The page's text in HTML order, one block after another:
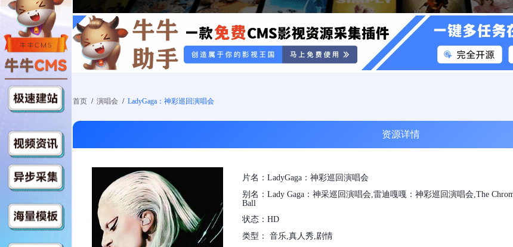
首页 / 演唱会 / LadyGaga：神彩巡回演唱会
资源详情
片名：LadyGaga：神彩巡回演唱会
别名：Lady Gaga：神采巡回演唱会,雷迪嘎嘎：神彩巡回演唱会,The
Ball
状态：HD
类型： 音乐,真人秀,剧情